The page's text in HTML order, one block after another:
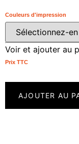
Couleurs d'impression
Voir et ajouter au
Prix ​​TTC
AJOUTER AU